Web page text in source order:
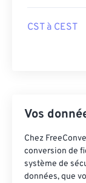
CST à CEST
Vos
Chez
conversion de
système de
données, que